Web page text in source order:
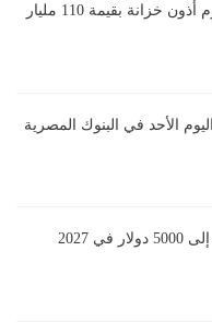
البنك المركزي يطرح اليوم أذون خزانة بقيمة 110 مليار
الأحد في البنوك المصرية